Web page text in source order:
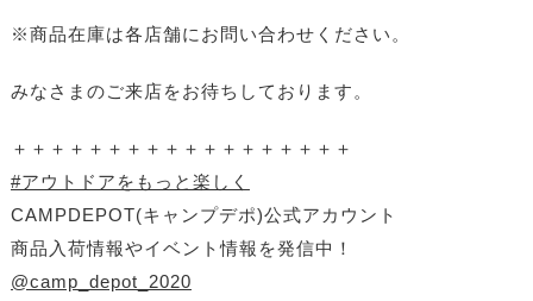
※商品在庫は各店舗にお問い合わせください。
みなさまのご来店をお待ちしております。
＋＋＋＋＋＋＋＋＋＋＋＋＋＋＋＋＋＋
#アウトドアをもっと楽しく
CAMPDEPOT(キャンプデポ)公式アカウント
商品入荷情報やイベント情報を発信中！
@camp_depot_2020